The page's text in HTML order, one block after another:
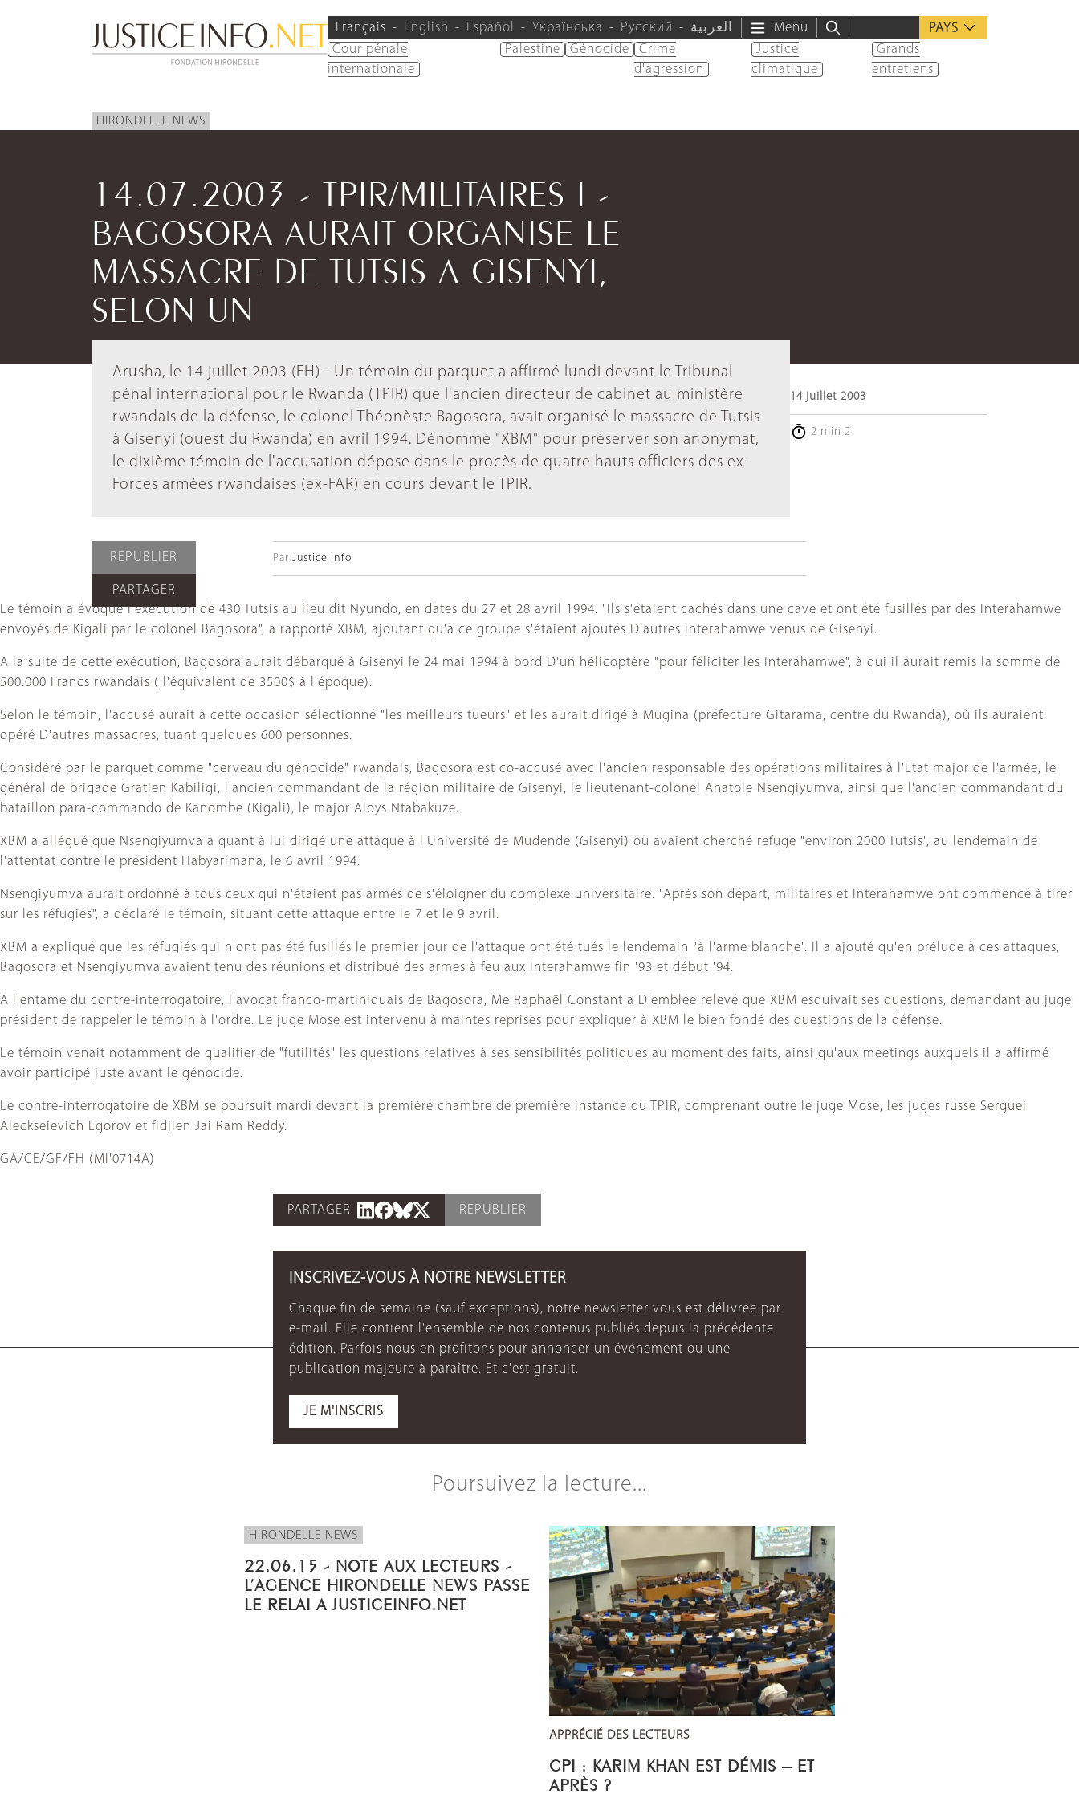
Français English Español Українська Русский العربية Menu
PAYS
Cour pénale
internationale
Palestine Génocide
Crime
d'agression
Justice
climatique
Grands
entretiens
HIRONDELLE NEWS
14.07.2003 - TPIR/MILITAIRES I -
BAGOSORA AURAIT ORGANISE LE
MASSACRE DE TUTSIS A GISENYI,
SELON UN
Arusha, le 14 juillet 2003 (FH) - Un témoin du parquet a affirmé lundi devant le Tribunal
pénal international pour le Rwanda (TPIR) que l'ancien directeur de cabinet au ministère
rwandais de la défense, le colonel Théonèste Bagosora, avait organisé le massacre de Tutsis
à Gisenyi (ouest du Rwanda) en avril 1994. Dénommé "XBM" pour préserver son anonymat,
le dixième témoin de l'accusation dépose dans le procès de quatre hauts officiers des ex-
Forces armées rwandaises (ex-FAR) en cours devant le TPIR.
14 juillet 2003
2 min 2
REPUBLIER
PARTAGER
Par Justice Info
Le témoin a évoqué l'exécution de 430 Tutsis au lieu dit Nyundo, en dates du 27 et 28 avril 1994. "Ils s'étaient cachés dans une cave et ont été fusillés par des Interahamwe
envoyés de Kigali par le colonel Bagosora", a rapporté XBM, ajoutant qu'à ce groupe s'étaient ajoutés D'autres Interahamwe venus de Gisenyi.
A la suite de cette exécution, Bagosora aurait débarqué à Gisenyi le 24 mai 1994 à bord D'un hélicoptère "pour féliciter les Interahamwe", à qui il aurait remis la somme de
500.000 Francs rwandais ( l'équivalent de 3500$ à l'époque).
Selon le témoin, l'accusé aurait à cette occasion sélectionné "les meilleurs tueurs" et les aurait dirigé à Mugina (préfecture Gitarama, centre du Rwanda), où ils auraient
opéré D'autres massacres, tuant quelques 600 personnes.
Considéré par le parquet comme "cerveau du génocide" rwandais, Bagosora est co-accusé avec l'ancien responsable des opérations militaires à l'Etat major de l'armée, le
général de brigade Gratien Kabiligi, l'ancien commandant de la région militaire de Gisenyi, le lieutenant-colonel Anatole Nsengiyumva, ainsi que l'ancien commandant du
bataillon para-commando de Kanombe (Kigali), le major Aloys Ntabakuze.
XBM a allégué que Nsengiyumva a quant à lui dirigé une attaque à l'Université de Mudende (Gisenyi) où avaient cherché refuge "environ 2000 Tutsis", au lendemain de
l'attentat contre le président Habyarimana, le 6 avril 1994.
Nsengiyumva aurait ordonné à tous ceux qui n'étaient pas armés de s'éloigner du complexe universitaire. "Après son départ, militaires et Interahamwe ont commencé à tirer
sur les réfugiés", a déclaré le témoin, situant cette attaque entre le 7 et le 9 avril.
XBM a expliqué que les réfugiés qui n'ont pas été fusillés le premier jour de l'attaque ont été tués le lendemain "à l'arme blanche". Il a ajouté qu'en prélude à ces attaques,
Bagosora et Nsengiyumva avaient tenu des réunions et distribué des armes à feu aux Interahamwe fin '93 et début '94.
A l'entame du contre-interrogatoire, l'avocat franco-martiniquais de Bagosora, Me Raphaël Constant a D'emblée relevé que XBM esquivait ses questions, demandant au juge
président de rappeler le témoin à l'ordre. Le juge Mose est intervenu à maintes reprises pour expliquer à XBM le bien fondé des questions de la défense.
Le témoin venait notamment de qualifier de "futilités" les questions relatives à ses sensibilités politiques au moment des faits, ainsi qu'aux meetings auxquels il a affirmé
avoir participé juste avant le génocide.
Le contre-interrogatoire de XBM se poursuit mardi devant la première chambre de première instance du TPIR, comprenant outre le juge Mose, les juges russe Serguei
Aleckseievich Egorov et fidjien Jai Ram Reddy.
GA/CE/GF/FH (Ml'0714A)
PARTAGER REPUBLIER
INSCRIVEZ-VOUS À NOTRE NEWSLETTER
Chaque fin de semaine (sauf exceptions), notre newsletter vous est délivrée par
e-mail. Elle contient l'ensemble de nos contenus publiés depuis la précédente
édition. Parfois nous en profitons pour annoncer un événement ou une
publication majeure à paraître. Et c'est gratuit.
JE M'INSCRIS
Poursuivez la lecture...
HIRONDELLE NEWS
22.06.15 - NOTE AUX LECTEURS -
L’AGENCE HIRONDELLE NEWS PASSE
LE RELAI A JUSTICEINFO.NET
APPRÉCIÉ DES LECTEURS
CPI : KARIM KHAN EST DÉMIS – ET
APRÈS ?